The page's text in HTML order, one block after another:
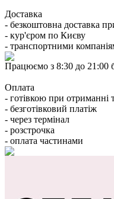
Доставка
- безкоштовна доставка
- кур'єром по Києву
- транспортними
Працюємо з 8:30 до 21:00
Оплата
- готівкою при отриманні
- безготівковий платіж
- через термінал
- розстрочка
- оплата частинами